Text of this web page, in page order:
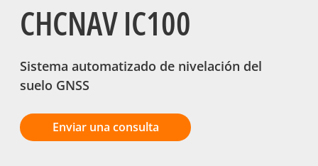
CHCNAV IC100
Sistema automatizado de nivelación del
suelo GNSS
Enviar una consulta